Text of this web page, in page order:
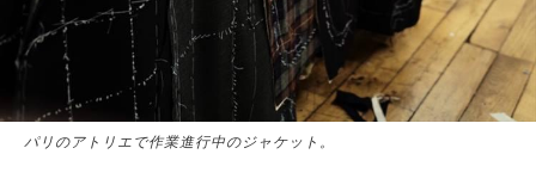
パリのアトリエで作業進行中のジャケット。